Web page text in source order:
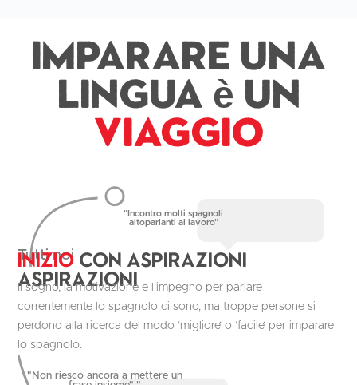
Imparare una
lingua è un
Viaggio
"Incontro molti spagnoli
altoparlanti al lavoro"
Tutti noi
Inizio con aspirazioni
aspirazioni
Il sogno, la motivazione e l'impegno per parlare
correntemente lo spagnolo ci sono, ma troppe persone si
perdono alla ricerca del modo ‘migliore’ o ‘facile’ per imparare
lo spagnolo.
"Non riesco ancora a mettere un